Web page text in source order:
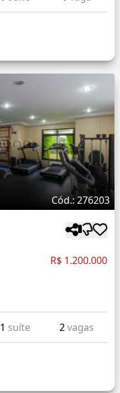
Cód.: 276203
R$ 1.200.000
1 suíte 2vagas